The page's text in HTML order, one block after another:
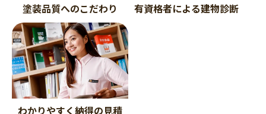
塗装品質へのこだわり 有資格者による建物診断
わかりやすく納得の見積